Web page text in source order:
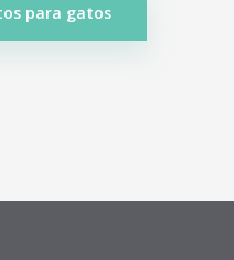
para gatos